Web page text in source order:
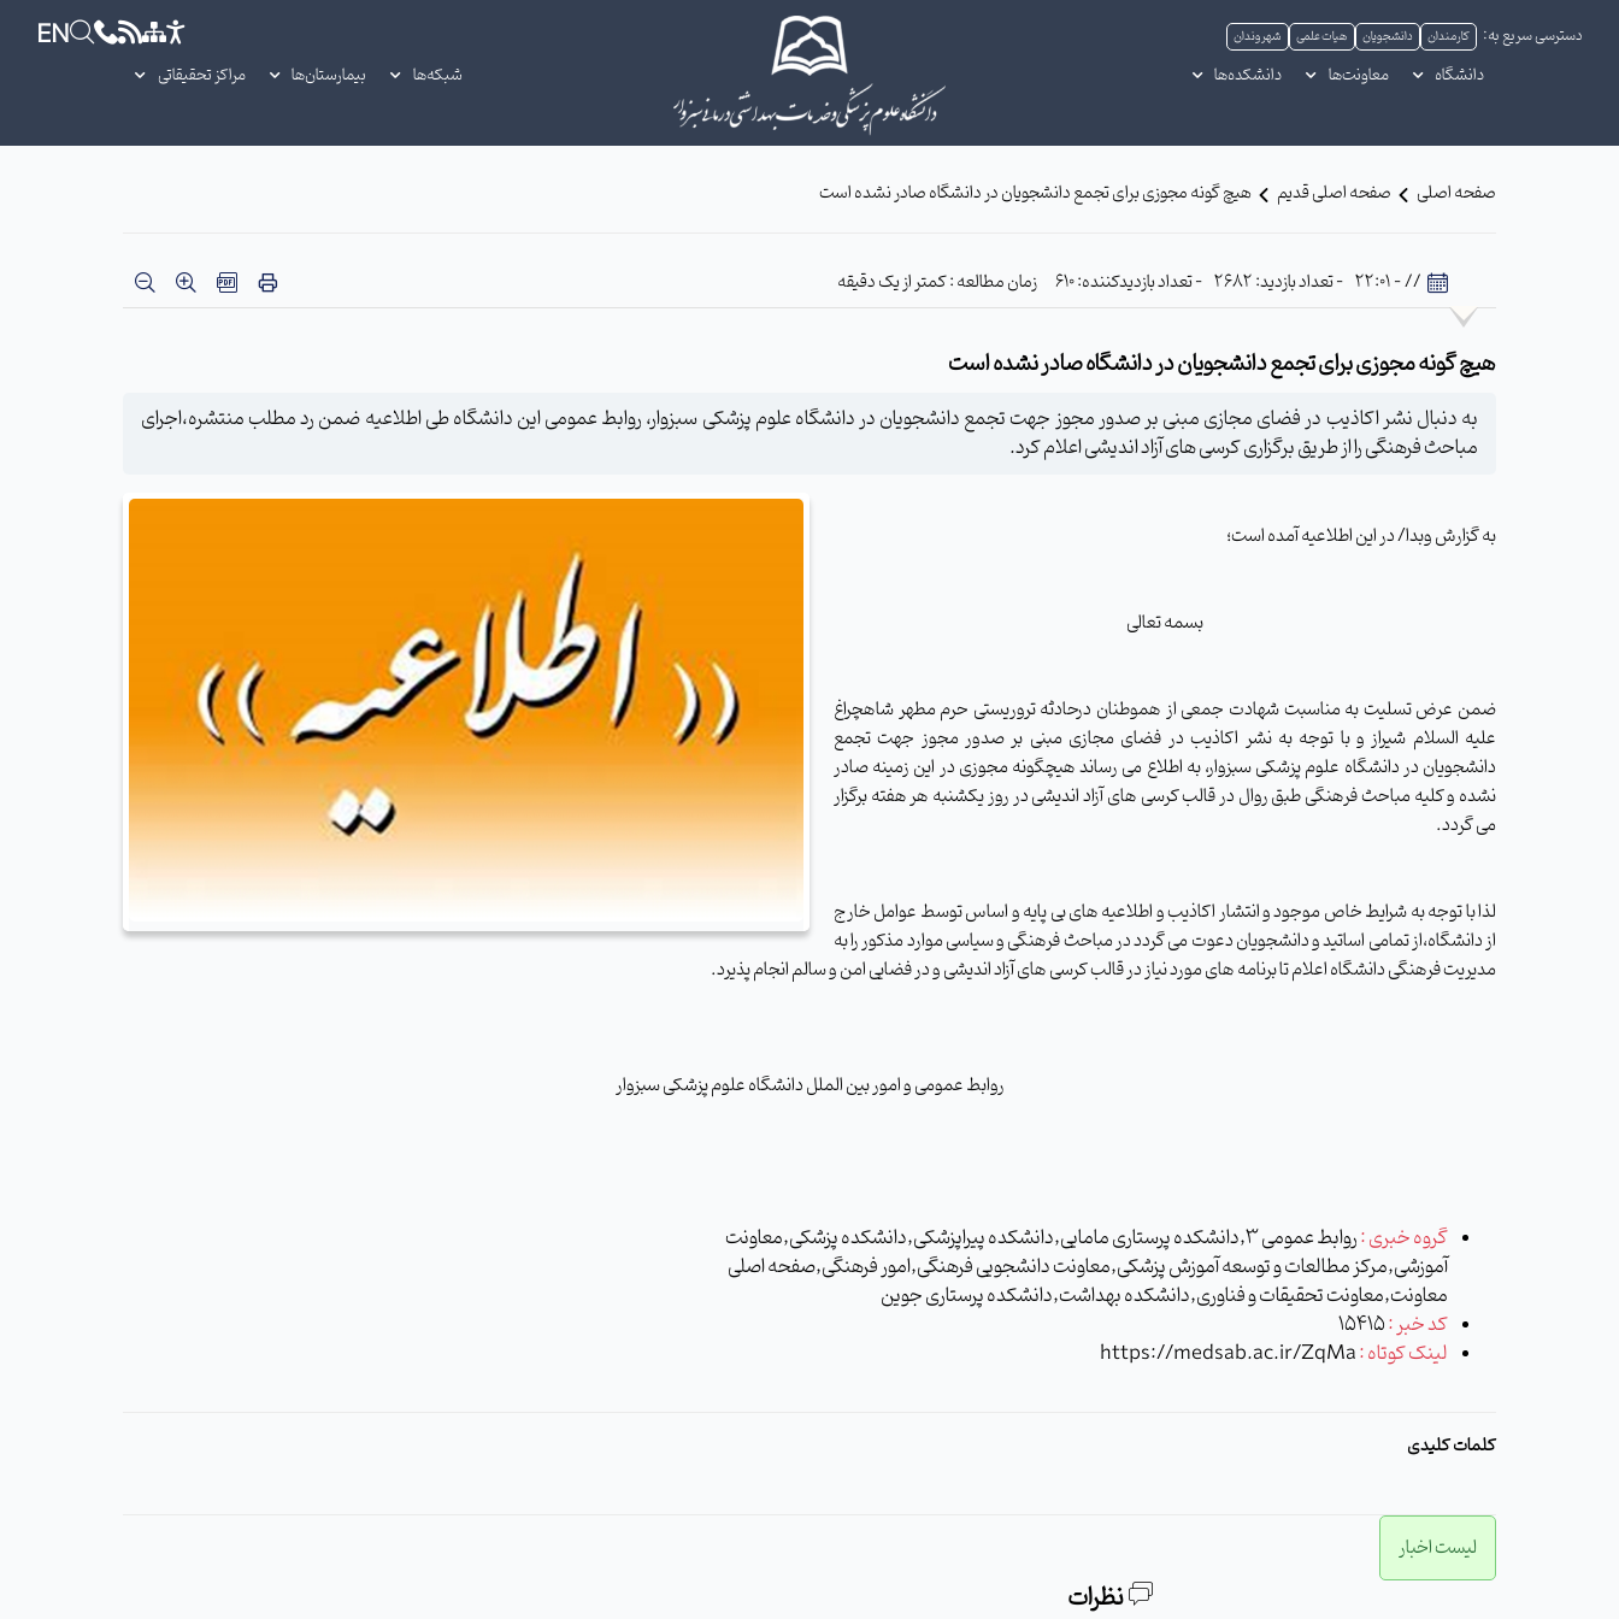
دسترسی سریع به: کارمندان دانشجویان هیات علمی شهروندان EN
دانشگاه معاونت‌ها دانشکده‌ها شبکه‌ها بیمارستان‌ها مراکز تحقیقاتی
صفحه اصلی صفحه اصلی قدیم هیچ گونه مجوزی برای تجمع دانشجویان در دانشگاه صادر نشده است
// - 22:01 - تعداد بازدید: 2682 - تعداد بازدیدکننده: 610 زمان مطالعه : کمتر از یک دقیقه
هیچ گونه مجوزی برای تجمع دانشجویان در دانشگاه صادر نشده است
به دنبال نشر اکاذیب در فضای مجازی مبنی بر صدور مجوز جهت تجمع دانشجویان در دانشگاه علوم پزشکی سبزوار، روابط عمومی این دانشگاه طی اطلاعیه ضمن رد مطلب منتشره،اجرای
مباحث فرهنگی را از طریق برگزاری کرسی های آزاد اندیشی اعلام کرد.
به گزارش وبدا/ در این اطلاعیه آمده است؛
بسمه تعالی
ضمن عرض تسلیت به مناسبت شهادت جمعی از هموطنان درحادثه تروریستی حرم مطهر شاهچراغ
علیه السلام شیراز و با توجه به نشر اکاذیب در فضای مجازی مبنی بر صدور مجوز جهت تجمع
دانشجویان در دانشگاه علوم پزشکی سبزوار، به اطلاع می رساند هیچگونه مجوزی در این زمینه صادر
نشده و کلیه مباحث فرهنگی طبق روال در قالب کرسی های آزاد اندیشی در روز یکشنبه هر هفته برگزار
می گردد.
لذا با توجه به شرایط خاص موجودو انتشار اکاذیب و اطلاعیه های بی پایه و اساس توسط عوامل خارج
از دانشگاه،از تمامی اساتید و دانشجویان دعوت می گردد در مباحث فرهنگی و سیاسی موارد مذکور را به
مدیریت فرهنگی دانشگاه اعلام تا برنامه های مورد نیاز در قالب کرسی های آزاد اندیشی و در فضایی امن و سالم انجام پذیرد.
روابط عمومی و امور بین الملل دانشگاه علوم پزشکی سبزوار
گروه خبری :
روابط عمومی 3,دانشکده پرستاری مامایی,دانشکده پیراپزشکی,دانشکده پزشکی,معاونت
آموزشی,مرکز مطالعات و توسعه آموزش پزشکی,معاونت دانشجویی فرهنگی,امور فرهنگی,صفحه اصلی
معاونت,معاونت تحقیقات و فناوری,دانشکده بهداشت,دانشکده پرستاری جوین
کد خبر :15415
لینک کوتاه : https://medsab.ac.ir/ZqMa
کلمات کلیدی
لیست اخبار